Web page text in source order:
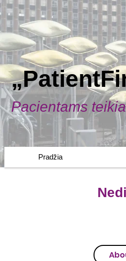
Pacientams
Pradžia